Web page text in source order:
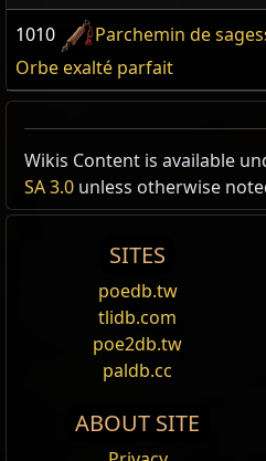
1010 Parchemin de
Orbe exalté parfait
Wikis Content is available
SA 3.0 unless otherwise
SITES
poedb.tw
tlidb.com
poe2db.tw
paldb.cc
ABOUT SITE